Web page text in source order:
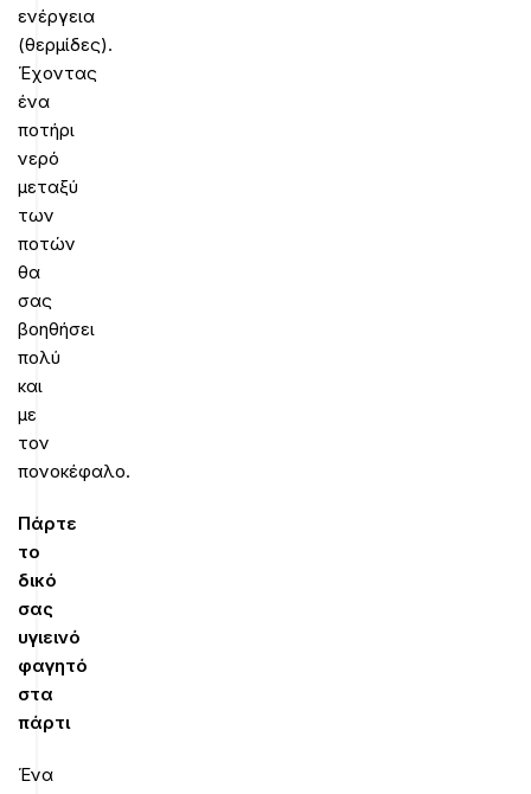
ενέργεια
(θερμίδες).
Έχοντας
ένα
ποτήρι
νερό
μεταξύ
των
ποτών
θα
σας
βοηθήσει
πολύ
και
με
τον
πονοκέφαλο.
Πάρτε
το
δικό
σας
υγιεινό
φαγητό
στα
πάρτι
Ένα